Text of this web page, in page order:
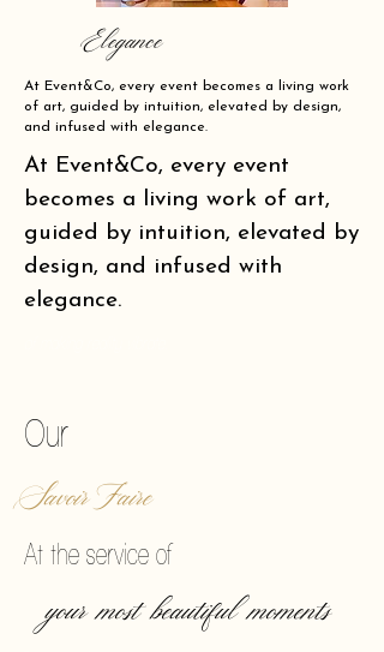
Elegance
At Event&Co, every event becomes a living work
of art, guided by intuition, elevated by design,
and infused with elegance.
At Event&Co, every event
becomes a living work of art,
guided by intuition, elevated by
design, and infused with
elegance.
Our
Savoir Faire
At the service of
your most beautiful moments